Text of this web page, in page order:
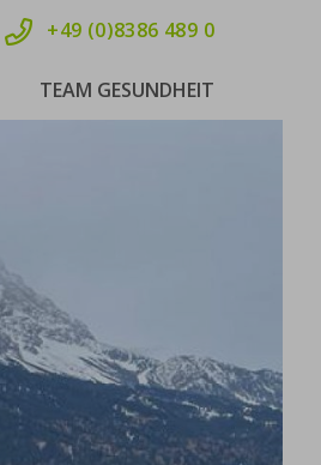
+49 (0)8386 489 0
TEAM GESUNDHEIT